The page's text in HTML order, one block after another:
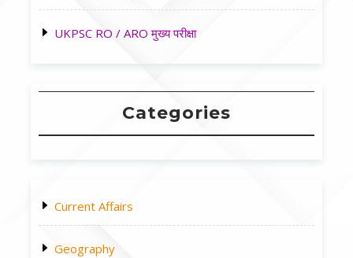
UKPSC RO / ARO मुख्य परीक्षा
Categories
Current Affairs
Geography